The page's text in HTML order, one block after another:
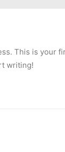
This is your
writing!